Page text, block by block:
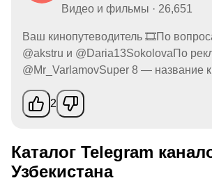
Видео и фильмы · 26,651
Ваш кинопутеводитель 🎞По
@akstru и @Daria13SokolovaПо
@Mr_VarlamovSuper 8 — название
2
Каталог Telegram
Узбекистана